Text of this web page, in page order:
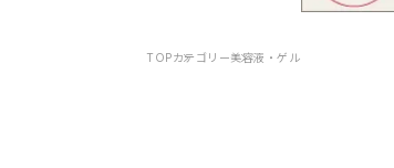
TOPカテゴリー美容液・ゲル